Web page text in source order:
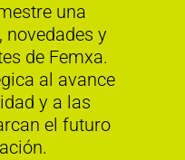
una
novedades y
de Femxa.
al avance
y a las
el futuro